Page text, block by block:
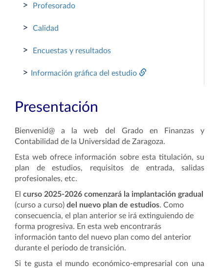
> Profesorado
> Calidad
> Encuestas y resultados
> Información gráfica del estudio
Presentación
Bienvenid@ a la web del Grado en Finanzas y
Contabilidad de la Universidad de Zaragoza.
Esta web ofrece información sobre esta titulación, su
plan de estudios, requisitos de entrada, salidas
profesionales, etc.
El curso 2025-2026 comenzará la implantación gradual
(curso a curso) del nuevo plan de estudios. Como
consecuencia, el plan anterior se irá extinguiendo de
forma progresiva. En esta web encontrarás
información tanto del nuevo plan como del anterior
durante el periodo de transición.
Si te gusta el mundo económico-empresarial con una